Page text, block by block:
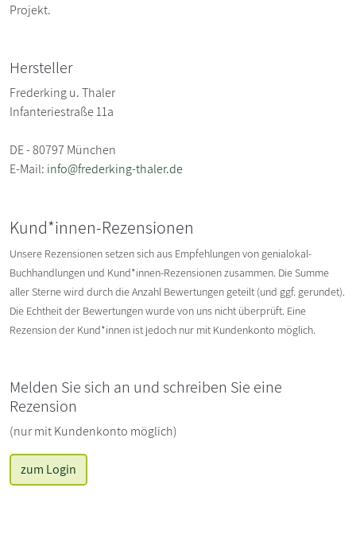
Projekt.
Hersteller
Frederking u. Thaler
Infanteriestraße 11a
DE - 80797 München
E-Mail: info@frederking-thaler.de
Kund*innen-Rezensionen
Unsere Rezensionen setzen sich aus Empfehlungen von genialokal-
Buchhandlungen und Kund*innen-Rezensionen zusammen. Die Summe
aller Sterne wird durch die Anzahl Bewertungen geteilt (und ggf. gerundet).
Die Echtheit der Bewertungen wurde von uns nicht überprüft. Eine
Rezension der Kund*innen ist jedoch nur mit Kundenkonto möglich.
Melden Sie sich an und schreiben Sie eine
Rezension
(nur mit Kundenkonto möglich)
zum Login